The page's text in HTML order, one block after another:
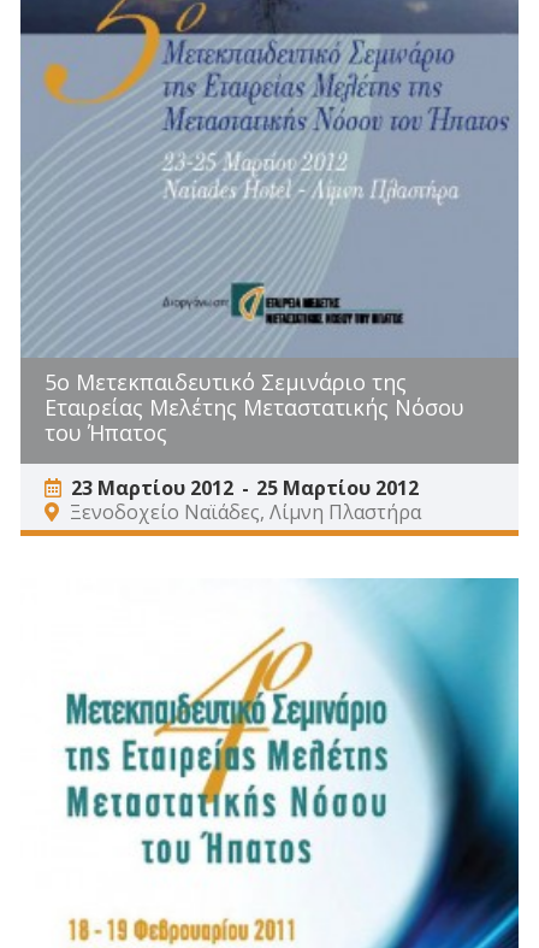
5ο Μετεκπαιδευτικό Σεμινάριο της
Εταιρείας Μελέτης Μεταστατικής Νόσου
του Ήπατος
23 Μαρτίου 2012
25 Μαρτίου 2012
Ξενοδοχείο Ναϊάδες, Λίμνη Πλαστήρα